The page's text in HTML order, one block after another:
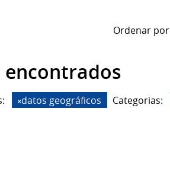
Ordenar por
datos geográficos Categorias: